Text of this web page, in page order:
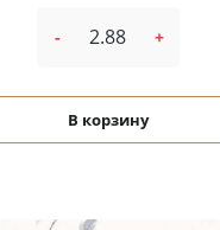
- +
В корзину